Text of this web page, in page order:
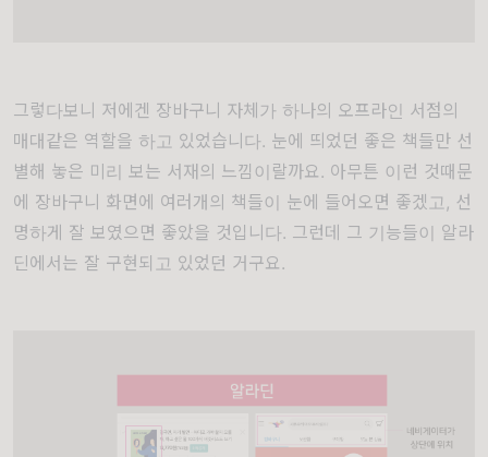
그렇다보니 저에겐 장바구니 자체가 하나의 오프라인 서점의
매대같은 역할을 하고 있었습니다. 눈에 띄었던 좋은 책들만 선
별해 놓은 미리 보는 서재의 느낌이랄까요. 아무튼 이런 것때문
에 장바구니 화면에 여러개의 책들이 눈에 들어오면 좋겠고, 선
명하게 잘 보였으면 좋았을 것입니다. 그런데 그 기능들이 알라
딘에서는 잘 구현되고 있었던 거구요.